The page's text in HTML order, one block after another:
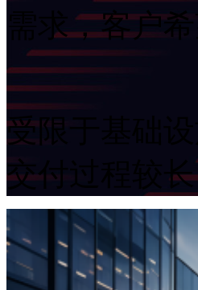
需求，客
受限于基础设
交付过程较长